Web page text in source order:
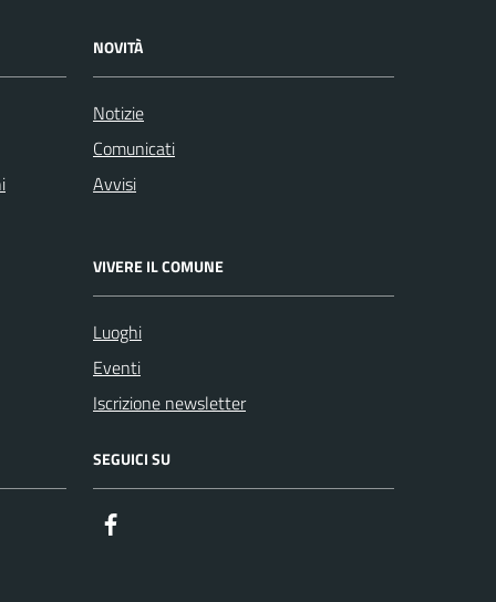
NOVITÀ
Notizie
Comunicati
Avvisi
VIVERE IL COMUNE
Luoghi
Eventi
Iscrizione newsletter
SEGUICI SU